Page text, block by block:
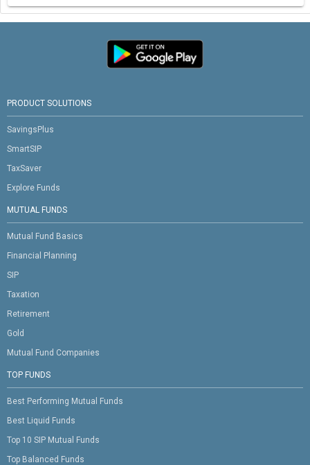
PRODUCT SOLUTIONS
SavingsPlus
SmartSIP
TaxSaver
Explore Funds
MUTUAL FUNDS
Mutual Fund Basics
Financial Planning
SIP
Taxation
Retirement
Gold
Mutual Fund Companies
TOP FUNDS
Best Performing Mutual Funds
Best Liquid Funds
Top 10 SIP Mutual Funds
Top Balanced Funds